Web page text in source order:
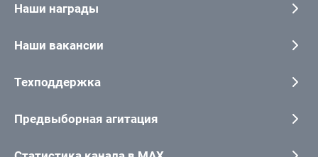
Наши награды
Наши вакансии
Техподдержка
Предвыборная агитация